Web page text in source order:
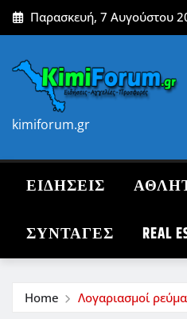
Skip
to
Παρασκευή, 7 Αυγούστου
kimiforum.gr
ΕΙΔΗΣΕΙΣ
ΣΥΝΤΑΓΈΣ REAL
Home Λογαριασμοί